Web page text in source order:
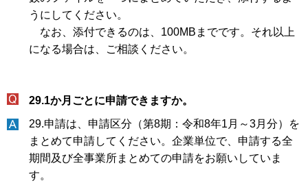
うにしてください。
なお、添付できるのは、100MBまでです。それ以上
になる場合は、ご相談ください。
29.1か月ごとに申請できますか。
29.申請は、申請区分（第8期：令和8年1月～3月分）を
まとめて申請してください。企業単位で、申請する全
期間及び全事業所まとめての申請をお願いしていま
す。